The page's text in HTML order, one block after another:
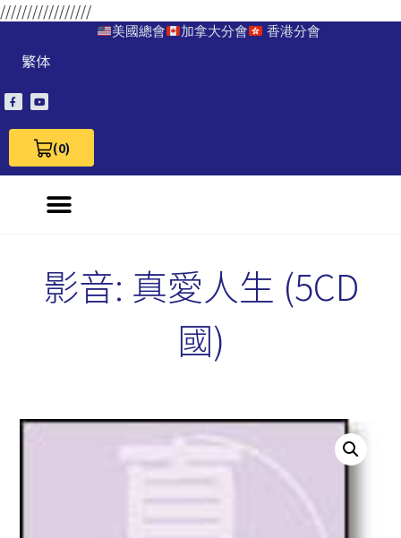
/////////////////
美國總會 加拿大分會 香港分會
繁体
(0)
View Cart 0
影音: 真愛人生 (5CD
國)